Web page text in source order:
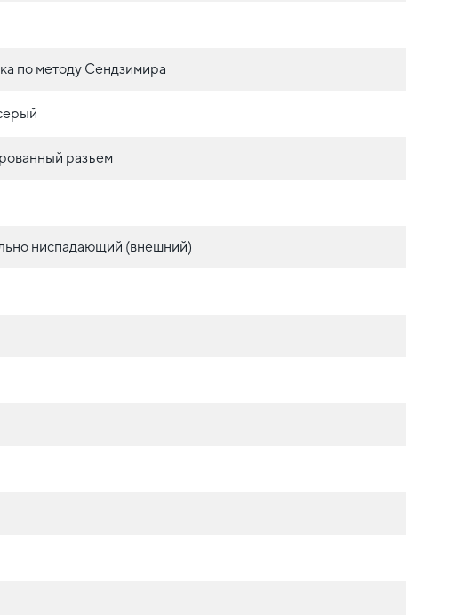
по методу Сендзимира
разъем
ниспадающий (внешний)